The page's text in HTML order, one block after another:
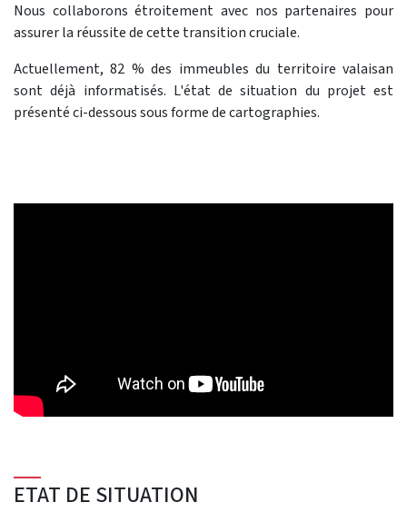
Nous collaborons étroitement avec nos partenaires pour
assurer la réussite de cette transition cruciale.
Actuellement, 82 % des immeubles du territoire valaisan
sont déjà informatisés. L'état de situation du projet est
présenté ci-dessous sous forme de cartographies.
ETAT DE SITUATION